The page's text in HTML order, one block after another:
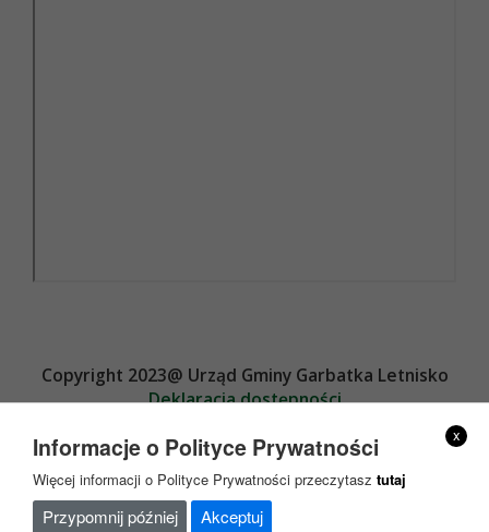
Copyright 2023@ Urząd Gminy Garbatka Letnisko
Deklaracja dostępności
x
Informacje o Polityce Prywatności
Więcej informacji o Polityce Prywatności przeczytasz tutaj
Przypomnij później Akceptuj